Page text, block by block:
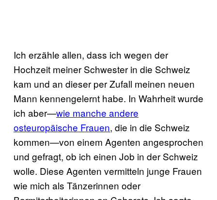
Ich erzähle allen, dass ich wegen der
Hochzeit meiner Schwester in die Schweiz
kam und an dieser per Zufall meinen neuen
Mann kennengelernt habe. In Wahrheit wurde
ich aber—wie manche andere
osteuropäische Frauen, die in die Schweiz
kommen—von einem Agenten angesprochen
und gefragt, ob ich einen Job in der Schweiz
wolle. Diese Agenten vermitteln junge Frauen
wie mich als Tänzerinnen oder